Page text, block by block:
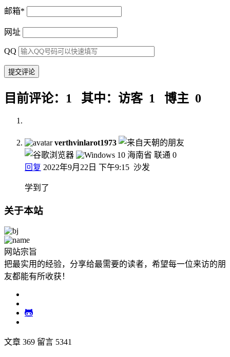
邮箱*
网址
QQ
目前评论：1 其中：访客 1 博主 0
verthvinlarot1973
海南省 联通 0
回复 2022年9月22日 下午9:15 沙发
学到了
关于本站
网站宗旨
把最实用的经验，分享给最需要的读者，希望每一位来访的朋
友都能有所收获！
文章 369 留言 5341